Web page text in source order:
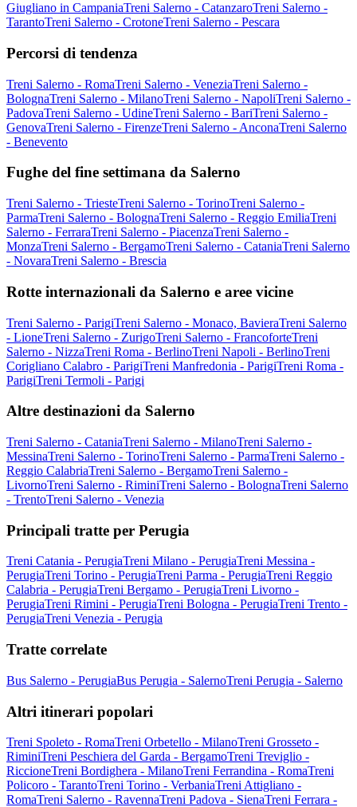
Giugliano in CampaniaTreni Salerno - CatanzaroTreni Salerno -
TarantoTreni Salerno - CrotoneTreni Salerno - Pescara
Percorsi di tendenza
Treni Salerno - RomaTreni Salerno - VeneziaTreni Salerno -
BolognaTreni Salerno - MilanoTreni Salerno - NapoliTreni Salerno -
PadovaTreni Salerno - UdineTreni Salerno - BariTreni Salerno -
GenovaTreni Salerno - FirenzeTreni Salerno - AnconaTreni Salerno
- Benevento
Fughe del fine settimana da Salerno
Treni Salerno - TriesteTreni Salerno - TorinoTreni Salerno -
ParmaTreni Salerno - BolognaTreni Salerno - Reggio EmiliaTreni
Salerno - FerraraTreni Salerno - PiacenzaTreni Salerno -
MonzaTreni Salerno - BergamoTreni Salerno - CataniaTreni Salerno
- NovaraTreni Salerno - Brescia
Rotte internazionali da Salerno e aree vicine
Treni Salerno - ParigiTreni Salerno - Monaco, BavieraTreni Salerno
- LioneTreni Salerno - ZurigoTreni Salerno - FrancoforteTreni
Salerno - NizzaTreni Roma - BerlinoTreni Napoli - BerlinoTreni
Corigliano Calabro - ParigiTreni Manfredonia - ParigiTreni Roma -
ParigiTreni Termoli - Parigi
Altre destinazioni da Salerno
Treni Salerno - CataniaTreni Salerno - MilanoTreni Salerno -
MessinaTreni Salerno - TorinoTreni Salerno - ParmaTreni Salerno -
Reggio CalabriaTreni Salerno - BergamoTreni Salerno -
LivornoTreni Salerno - RiminiTreni Salerno - BolognaTreni Salerno
- TrentoTreni Salerno - Venezia
Principali tratte per Perugia
Treni Catania - PerugiaTreni Milano - PerugiaTreni Messina -
PerugiaTreni Torino - PerugiaTreni Parma - PerugiaTreni Reggio
Calabria - PerugiaTreni Bergamo - PerugiaTreni Livorno -
PerugiaTreni Rimini - PerugiaTreni Bologna - PerugiaTreni Trento -
PerugiaTreni Venezia - Perugia
Tratte correlate
Bus Salerno - PerugiaBus Perugia - SalernoTreni Perugia - Salerno
Altri itinerari popolari
Treni Spoleto - RomaTreni Orbetello - MilanoTreni Grosseto -
RiminiTreni Peschiera del Garda - BergamoTreni Treviglio -
RiccioneTreni Bordighera - MilanoTreni Ferrandina - RomaTreni
Policoro - TarantoTreni Torino - VerbaniaTreni Attigliano -
RomaTreni Salerno - RavennaTreni Padova - SienaTreni Ferrara -